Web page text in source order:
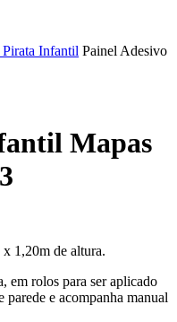
Infantil Painel Adesivo
Mapas
1,20m de altura.
em rolos para ser aplicado
e acompanha manual